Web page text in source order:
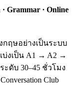
Grammar · Online
ฤษอย่างเป็นระบบ
บ่งเป็น A1 → A2 →
ดับ 30–45 ชั่วโมง
Club